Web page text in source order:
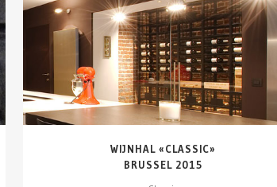
DETAILS ZIEN
WIJNHAL «CLASSIC»
BRUSSEL 2015